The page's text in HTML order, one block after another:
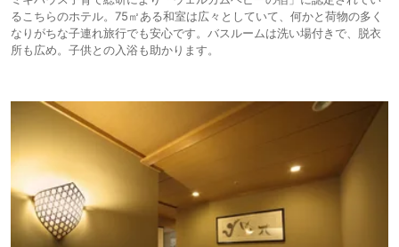
るこちらのホテル。75㎡ある和室は広々としていて、何かと荷物の多く
なりがちな子連れ旅行でも安心です。バスルームは洗い場付きで、脱衣
所も広め。子供との入浴も助かります。